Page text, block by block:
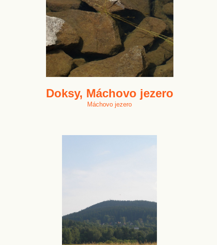
Doksy, Máchovo jezero
Máchovo jezero